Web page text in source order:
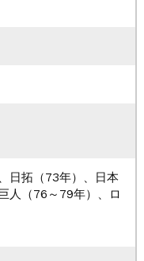
日拓（73年）、日本
人（76～79年）、ロ